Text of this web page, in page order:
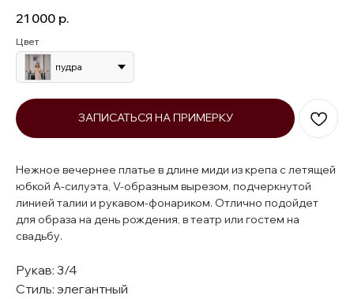
21 000 р.
Цвет
пудра
ЗАПИСАТЬСЯ НА ПРИМЕРКУ
Нежное вечернее платье в длине миди из крепа с летящей
юбкой А-силуэта, V-образным вырезом, подчеркнутой
линией талии и рукавом-фонариком. Отлично подойдет
для образа на день рождения, в театр или гостем на
свадьбу.
Рукав: 3/4
Стиль: элегантный